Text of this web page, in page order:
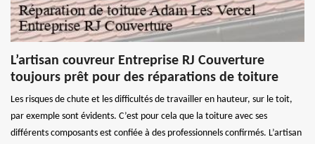
L’artisan couvreur Entreprise RJ Couverture
toujours prêt pour des réparations de toiture
Les risques de chute et les difficultés de travailler en hauteur, sur le toit,
par exemple sont évidents. C’est pour cela que la toiture avec ses
différents composants est confiée à des professionnels confirmés. L’artisan